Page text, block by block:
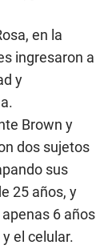
en la
ingresaron a
y
Brown y
dos sujetos
sus
25 años, y
6 años
el celular.